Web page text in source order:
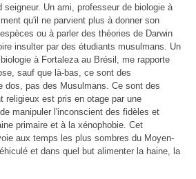
seigneur. Un ami, professeur de biologie à
qu'il ne parvient plus à donner son
ou à parler des théories de Darwin
insulter par des étudiants musulmans. Un
à Fortaleza au Brésil, me rapporte
sauf que là-bas, ce sont des
dos, pas des Musulmans. Ce sont des
religieux est pris en otage par une
manipuler l'inconscient des fidèles et
primaire et à la xénophobie. Cet
aux temps les plus sombres du Moyen-
et dans quel but alimenter la haine, la